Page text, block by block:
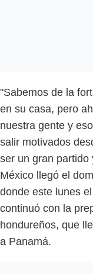
"Sabemos de la
en su casa, pero
nuestra gente y
salir motivados
ser un gran partido
México llegó el
donde este lunes
continuó con la
hondureños, que
a Panamá.